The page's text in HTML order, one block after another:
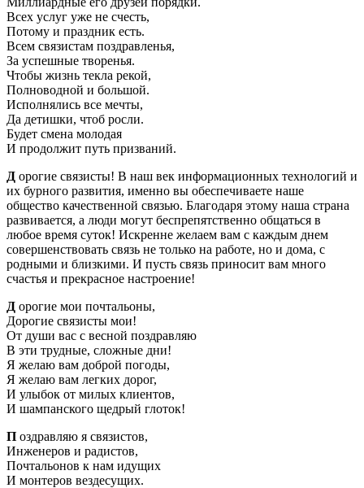
Всех услуг уже не счесть,
Потому и праздник есть.
Всем связистам поздравленья,
За успешные творенья.
Чтобы жизнь текла рекой,
Полноводной и большой.
Исполнялись все мечты,
Да детишки, чтоб росли.
Будет смена молодая
И продолжит путь призваний.
Д орогие связисты! В наш век информационных технологий и
их бурного развития, именно вы обеспечиваете наше
общество качественной связью. Благодаря этому наша страна
развивается, а люди могут беспрепятственно общаться в
любое время суток! Искренне желаем вам с каждым днем
совершенствовать связь не только на работе, но и дома, с
родными и близкими. И пусть связь приносит вам много
счастья и прекрасное настроение!
Д орогие мои почтальоны,
Дорогие связисты мои!
От души вас с весной поздравляю
В эти трудные, сложные дни!
Я желаю вам доброй погоды,
Я желаю вам легких дорог,
И улыбок от милых клиентов,
И шампанского щедрый глоток!
П оздравляю я связистов,
Инженеров и радистов,
Почтальонов к нам идущих
И монтеров вездесущих.